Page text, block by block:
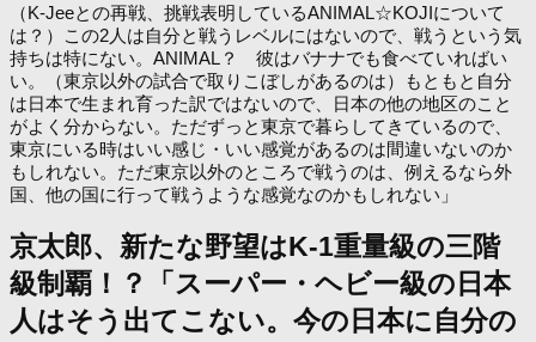
（K-Jeeとの再戦、挑戦表明しているANIMAL☆KOJIについて
は？）この2人は自分と戦うレベルにはないので、戦うという気
持ちは特にない。ANIMAL？ 彼はバナナでも食べていればい
い。（東京以外の試合で取りこぼしがあるのは）もともと自分
は日本で生まれ育った訳ではないので、日本の他の地区のこと
がよく分からない。ただずっと東京で暮らしてきているので、
東京にいる時はいい感じ・いい感覚があるのは間違いないのか
もしれない。ただ東京以外のところで戦うのは、例えるなら外
国、他の国に行って戦うような感覚なのかもしれない」
京太郎、新たな野望はK-1重量級の三階
級制覇！？「スーパー・ヘビー級の日本
人はそう出てこない。今の日本に自分の